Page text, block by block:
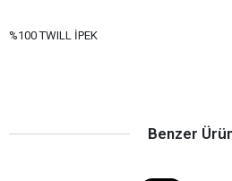
%100 TWILL İPEK
Benzer